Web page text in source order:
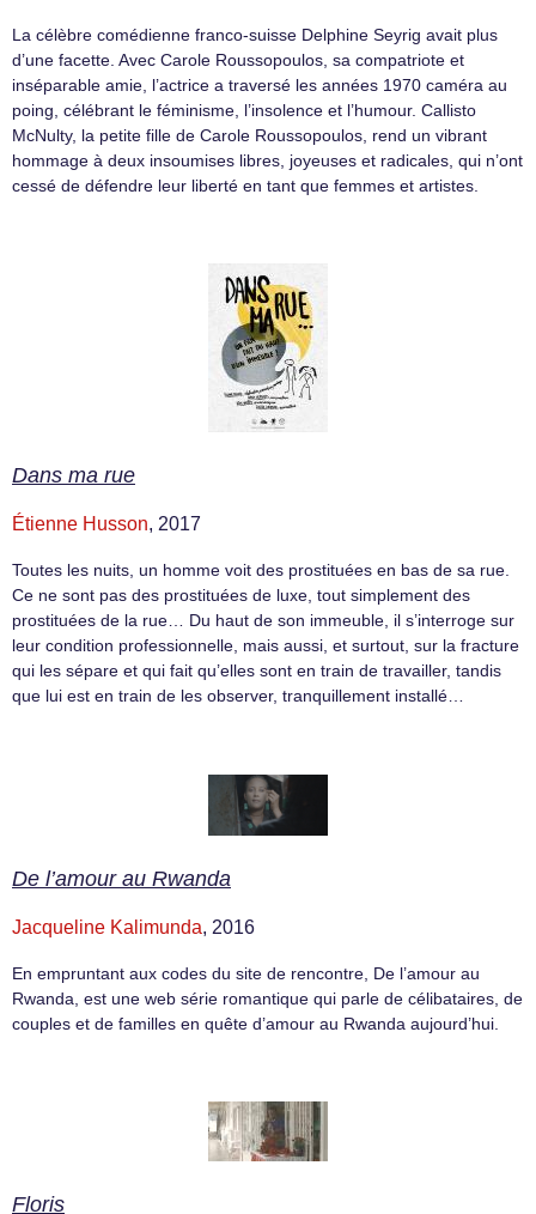
La célèbre comédienne franco-suisse Delphine Seyrig avait plus
d’une facette. Avec Carole Roussopoulos, sa compatriote et
inséparable amie, l’actrice a traversé les années 1970 caméra au
poing, célébrant le féminisme, l’insolence et l’humour. Callisto
McNulty, la petite fille de Carole Roussopoulos, rend un vibrant
hommage à deux insoumises libres, joyeuses et radicales, qui n’ont
cessé de défendre leur liberté en tant que femmes et artistes.
Dans ma rue
Étienne Husson, 2017
Toutes les nuits, un homme voit des prostituées en bas de sa rue.
Ce ne sont pas des prostituées de luxe, tout simplement des
prostituées de la rue… Du haut de son immeuble, il s’interroge sur
leur condition professionnelle, mais aussi, et surtout, sur la fracture
qui les sépare et qui fait qu’elles sont en train de travailler, tandis
que lui est en train de les observer, tranquillement installé…
De l’amour au Rwanda
Jacqueline Kalimunda, 2016
En empruntant aux codes du site de rencontre, De l’amour au
Rwanda, est une web série romantique qui parle de célibataires, de
couples et de familles en quête d’amour au Rwanda aujourd’hui.
Floris